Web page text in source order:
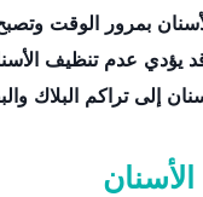
بمرور الوقت
يؤدي عدم تنظيف
إلى تراكم البلاك